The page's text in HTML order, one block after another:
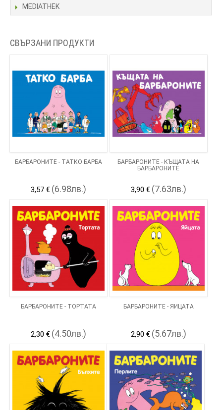
MEDIATHEK
СВЪРЗАНИ ПРОДУКТИ
БАРБАРОНИТЕ - ТАТКО БАРБА
3,57 € (6.98лв.)
БАРБАРОНИТЕ - КЪЩАТА НА
БАРБАРОНИТЕ
3,90 € (7.63лв.)
БАРБАРОНИТЕ - ТОРТАТА
2,30 € (4.50лв.)
БАРБАРОНИТЕ - ЯЙЦАТА
2,90 € (5.67лв.)